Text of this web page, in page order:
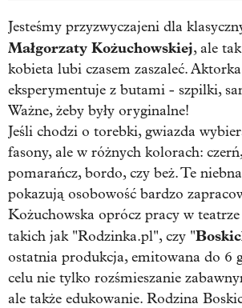
Jesteśmy przyzwyczajeni dla
Małgorzaty Kożuchowskiej, ale
kobieta lubi czasem zaszaleć.
eksperymentuje z butami - szpilki,
Ważne, żeby były oryginalne!
Jeśli chodzi o torebki, gwiazda
fasony, ale w różnych kolorach:
pomarańcz, bordo, czy beż. Te
pokazują osobowość bardzo
Kożuchowska oprócz pracy w
takich jak "Rodzinka.pl", czy "
ostatnia produkcja, emitowana do 6
celu nie tylko rozśmieszanie
ale także edukowanie. Rodzina